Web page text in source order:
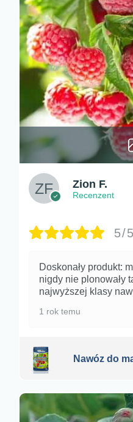
Zion F.
Recenzent
5/5
Doskonały produkt:
nigdy nie plonowały
najwyższej klasy
1 rok temu
Nawóz do